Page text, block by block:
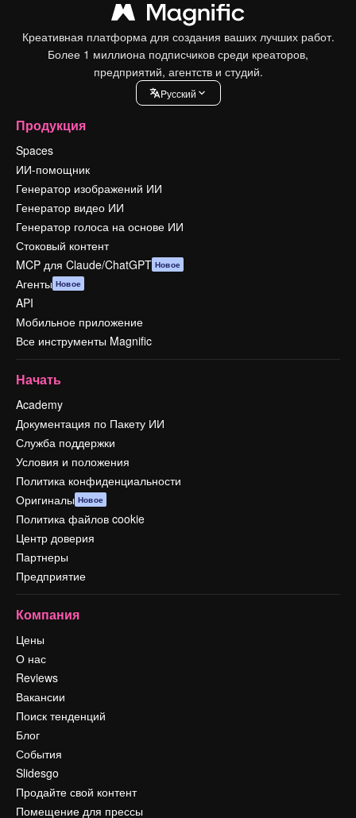
Креативная платформа для создания ваших лучших работ.
Более 1 миллиона подписчиков среди креаторов,
предприятий, агентств и студий.
Pусский
Продукция
Spaces
ИИ-помощник
Генератор изображений ИИ
Генератор видео ИИ
Генератор голоса на основе ИИ
Стоковый контент
MCP для Claude/ChatGPT Новое
Агенты Новое
API
Мобильное приложение
Все инструменты Magnific
Начать
Academy
Документация по Пакету ИИ
Служба поддержки
Условия и положения
Политика конфиденциальности
Оригиналы Новое
Политика файлов cookie
Центр доверия
Партнеры
Предприятие
Компания
Цены
О нас
Reviews
Вакансии
Поиск тенденций
Блог
События
Slidesgo
Продайте свой контент
Помещение для прессы